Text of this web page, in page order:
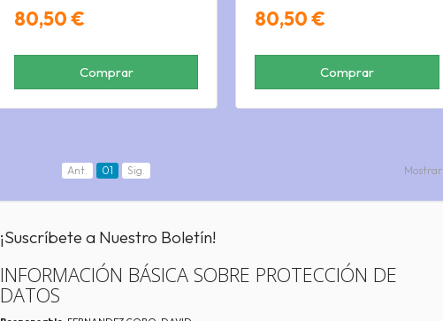
80,50 €
Comprar
80,50 €
Comprar
Ant. 01 Sig. Mostrar
¡Suscríbete a Nuestro Boletín!
INFORMACIÓN BÁSICA SOBRE PROTECCIÓN DE
DATOS